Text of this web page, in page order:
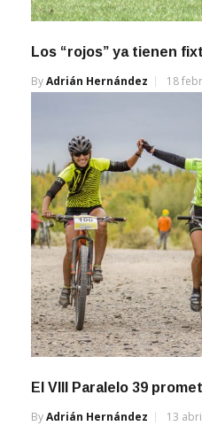
Los “rojos” ya tienen
ByAdrián Hernández 18
El VIII Paralelo 39
ByAdrián Hernández 13